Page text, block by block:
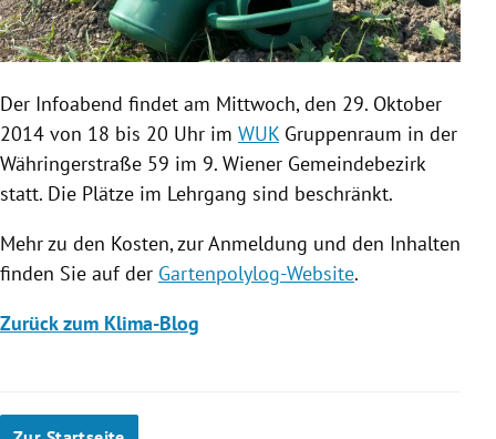
Der Infoabend findet am Mittwoch, den 29. Oktober
2014 von 18 bis 20 Uhr im WUK Gruppenraum in der
Währingerstraße 59 im 9. Wiener Gemeindebezirk
statt. Die Plätze im Lehrgang sind beschränkt.
Mehr zu den Kosten, zur Anmeldung und den Inhalten
finden Sie auf der Gartenpolylog-Website.
Zurück zum Klima-Blog